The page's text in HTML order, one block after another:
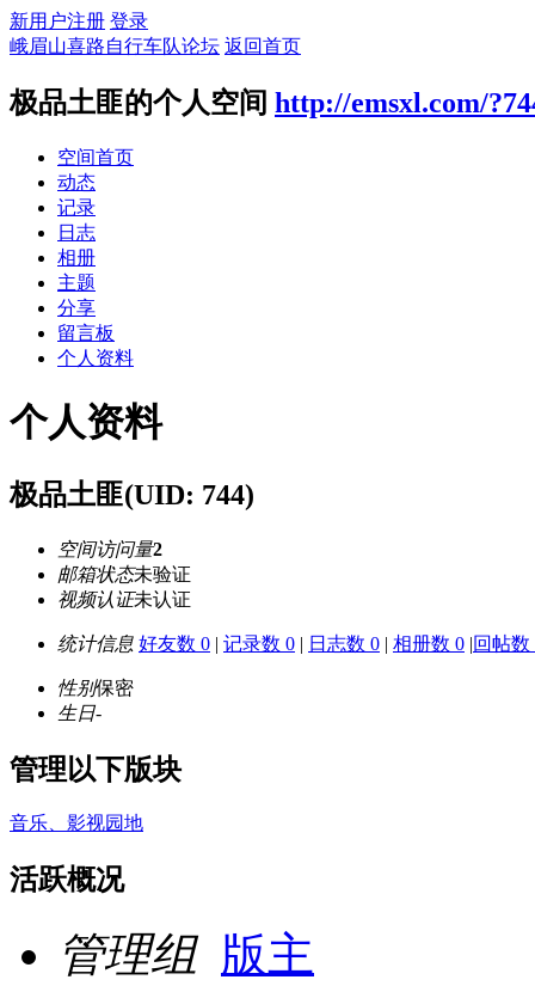
新用户注册 登录
峨眉山喜路自行车队论坛 返回首页
极品土匪的个人空间 http://emsxl.com/
空间首页
动态
记录
日志
相册
主题
分享
留言板
个人资料
个人资料
极品土匪(UID: 744)
空间访问量2
邮箱状态未验证
视频认证未认证
统计信息 好友数 0 | 记录数 0 | 日志数 0 | 相册数 0 |回帖数
性别保密
生日-
管理以下版块
音乐、影视园地
活跃概况
管理组 版主